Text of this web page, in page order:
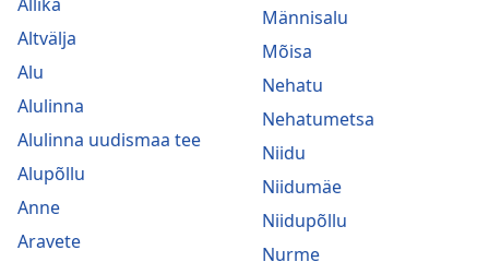
Altvälja
Alu
Alulinna
Alulinna uudismaa tee
Alupõllu
Anne
Aravete
Männisalu
Mõisa
Nehatu
Nehatumetsa
Niidu
Niidumäe
Niidupõllu
Nurme